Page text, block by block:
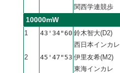
関西学連競歩
10000mW
1 43'34"60 鈴木智大(D2)
西日本インカレ
2
45'47"53 伊里友希(M2)
東海インカレ